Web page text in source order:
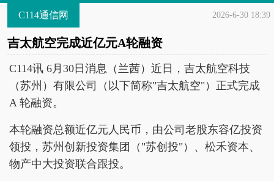
C114通信网 2026-6-30 18:39
吉太航空完成近亿元A轮融资
C114讯 6月30日消息（兰茜）近日，吉太航空科技
（苏州）有限公司（以下简称"吉太航空"）正式完成
A 轮融资。
本轮融资总额近亿元人民币，由公司老股东容亿投资
领投，苏州创新投资集团（"苏创投"）、松禾资本、
物产中大投资联合跟投。